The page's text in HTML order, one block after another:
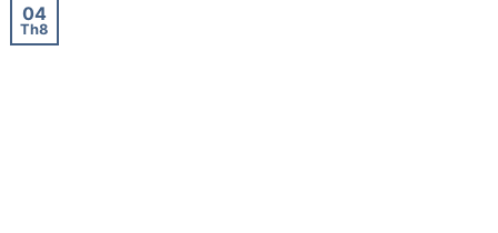
04
Th8